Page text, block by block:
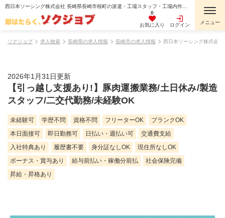
0
お気に入り ログイン
ソクジョブ 求人検索 長崎県の求人情報 長崎市の求人情報 西日本ソーシング株式会
2026年1月31日更新
【引っ越し支援あり!】豚肉運搬業務/土日休み/製造
スタッフ/二交代勤務/未経験OK
未経験可 学歴不問 資格不問 フリーターOK
ブランクOK
本日面接可
即日勤務可 日払い・週払い可
交通費支給
入社特典あり
履歴書不要 身分証なしOK
現住所なしOK
ボーナス・賞与あり
給与前払い・稼働分前払
社会保険完備
昇給・昇格あり